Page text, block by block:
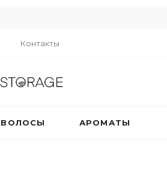
Контакты
ВОЛОСЫ АРОМАТЫ